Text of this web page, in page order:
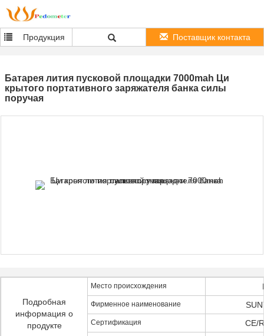
Продукция Поставщик контакта
Батарея лития пусковой площадки 7000mah Ци
крытого портативного заряжателя банка силы
поручая
Подробная
информация о
продукте
Место происхождения
Фирменное наименование
Сертификация CE/